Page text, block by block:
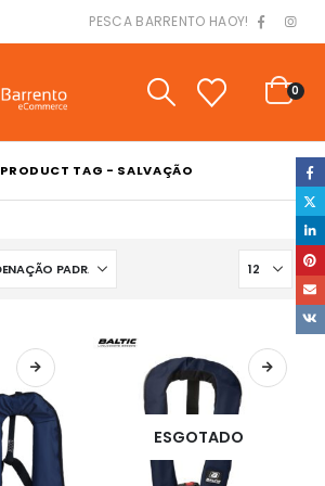
PESCA BARRENTO HAOY!
0
PRODUCT TAG - SALVAÇÃO
ESGOTADO